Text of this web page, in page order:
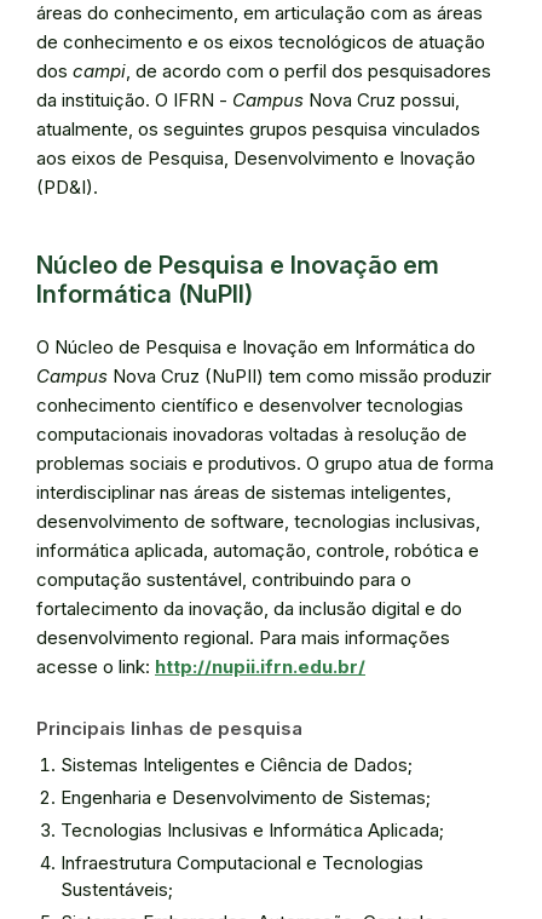
áreas do conhecimento, em articulação com as áreas
de conhecimento e os eixos tecnológicos de atuação
dos campi, de acordo com o perfil dos pesquisadores
da instituição. O IFRN - Campus Nova Cruz possui,
atualmente, os seguintes grupos pesquisa vinculados
aos eixos de Pesquisa, Desenvolvimento e Inovação
(PD&I).
Núcleo de Pesquisa e Inovação em
Informática (NuPII)
O Núcleo de Pesquisa e Inovação em Informática do
Campus Nova Cruz (NuPII) tem como missão produzir
conhecimento científico e desenvolver tecnologias
computacionais inovadoras voltadas à resolução de
problemas sociais e produtivos. O grupo atua de forma
interdisciplinar nas áreas de sistemas inteligentes,
desenvolvimento de software, tecnologias inclusivas,
informática aplicada, automação, controle, robótica e
computação sustentável, contribuindo para o
fortalecimento da inovação, da inclusão digital e do
desenvolvimento regional. Para mais informações
acesse o link: http://nupii.ifrn.edu.br/
Principais linhas de pesquisa
Sistemas Inteligentes e Ciência de Dados;
Engenharia e Desenvolvimento de Sistemas;
Tecnologias Inclusivas e Informática Aplicada;
Infraestrutura Computacional e Tecnologias
Sustentáveis;